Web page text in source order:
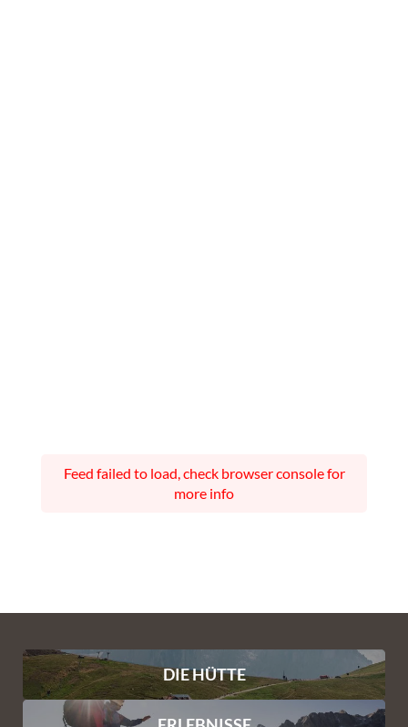
Feed failed to load, check browser console for
more info
DIE HÜTTE